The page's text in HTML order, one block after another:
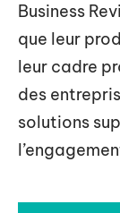
Business
que leur
leur cadre
des
solutions